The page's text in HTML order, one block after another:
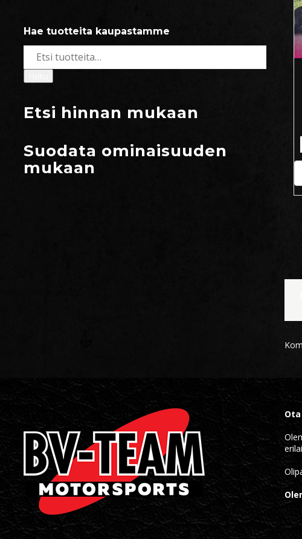
Hae tuotteita kaupastamme
Etsi hinnan mukaan
Suodata ominaisuuden
mukaan